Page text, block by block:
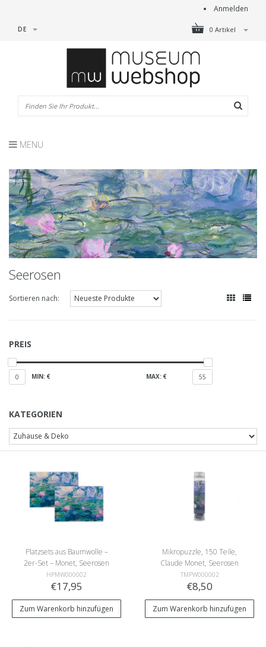
Anmelden
0 Artikel
DE
MENU
Seerosen
Sortieren nach:
PREIS
0 MIN: € MAX: € 55
KATEGORIEN
Platzsets aus Baumwolle –
2er-Set – Monet, Seerosen
HPMW000002
€17,95
Zum Warenkorb hinzufügen
Mikropuzzle, 150 Teile,
Claude Monet, Seerosen
TMPW000002
€8,50
Zum Warenkorb hinzufügen